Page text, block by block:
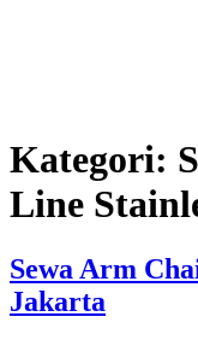
Kategori:
Line
Sewa Arm
Jakarta